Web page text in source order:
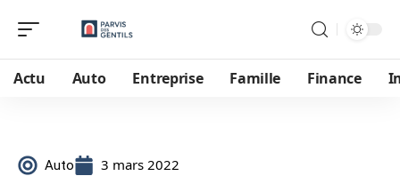
Actu Auto Entreprise Famille Finance
Auto 3 mars 2022